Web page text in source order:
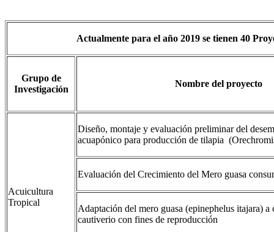
Actualmente para el año 2019 se tienen 40
Grupo de
Investigación
Nombre del proyecto
Acuicultura
Tropical
Diseño, montaje y evaluación preliminar del
acuapónico para producción de tilapia
Evaluación del Crecimiento del Mero guasa
Adaptación del mero guasa (epinephelus itajara) a
cautiverio con fines de reproducción